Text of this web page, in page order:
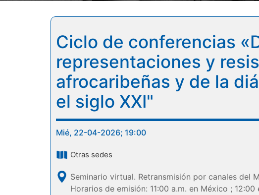
Ciclo de conferencias
representaciones y
afrocaribeñas y de la
el siglo XXI"
Mié, 22-04-2026; 19:00
Otras sedes
Seminario virtual. Retransmisión por canales del
Horarios de emisión: 11:00 a.m. en México ;